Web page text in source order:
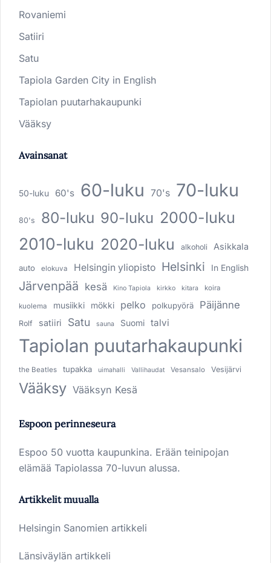
Rovaniemi
Satiiri
Satu
Tapiola Garden City in English
Tapiolan puutarhakaupunki
Vääksy
Avainsanat
50-luku 60's 60-luku 70's 70-luku
80's 80-luku 90-luku 2000-luku
2010-luku 2020-luku alkoholi Asikkala
auto elokuva Helsingin yliopisto Helsinki In English
Järvenpää kesä Kino Tapiola kirkko kitara koira
kuolema musiikki mökki pelko polkupyörä Päijänne
Rolf satiiri Satu sauna Suomi talvi
Tapiolan puutarhakaupunki
the Beatles tupakka uimahalli Vallihaudat Vesansalo Vesijärvi
Vääksy Vääksyn Kesä
Espoon perinneseura
Espoo 50 vuotta kaupunkina. Erään teinipojan
elämää Tapiolassa 70-luvun alussa.
Artikkelit muualla
Helsingin Sanomien artikkeli
Länsiväylän artikkeli